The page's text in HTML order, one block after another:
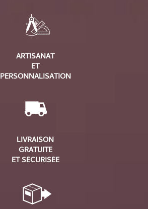
ARTISANAT
ET
PERSONNALISATION
LIVRAISON
GRATUITE
ET SÉCURISÉE